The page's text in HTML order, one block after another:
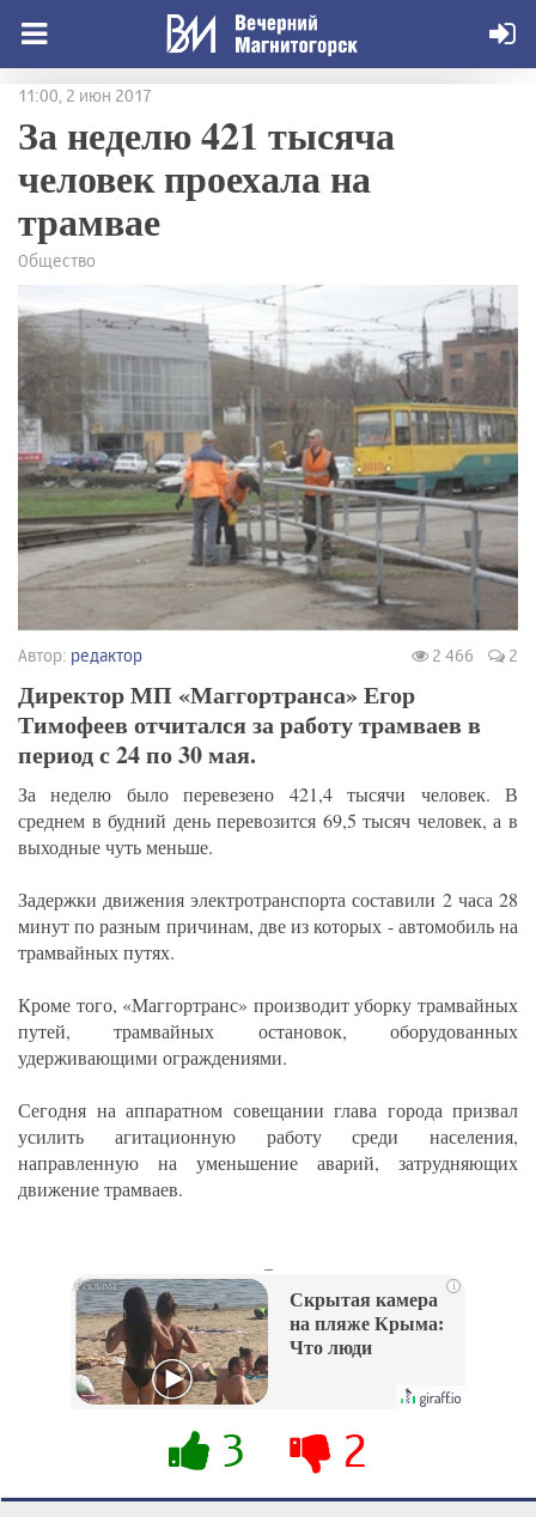
11:00, 2 июн 2017
За неделю 421 тысяча
человек проехала на
трамвае
Общество
Автор: редактор 2 466 2
Директор МП «Маггортранса» Егор
Тимофеев отчитался за работу трамваев в
период с 24 по 30 мая.
За неделю было перевезено 421,4 тысячи человек. В
среднем в будний день перевозится 69,5 тысяч человек, а в
выходные чуть меньше.
Задержки движения электротранспорта составили 2 часа 28
минут по разным причинам, две из которых - автомобиль на
трамвайных путях.
Кроме того, «Маггортранс» производит уборку трамвайных
путей, трамвайных остановок, оборудованных
удерживающими ограждениями.
Сегодня на аппаратном совещании глава города призвал
усилить агитационную работу среди населения,
направленную на уменьшение аварий, затрудняющих
движение трамваев.
i
Скрытая камера
на пляже Крыма:
Что люди
их не видят...
3 2